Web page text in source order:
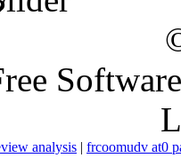
analysis | frcoomudv at0